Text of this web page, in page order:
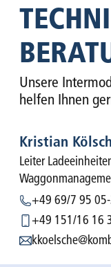
Unsere
helfen Ihnen
Kristian
Leiter
+49 69/7 95
+49 151/16 16